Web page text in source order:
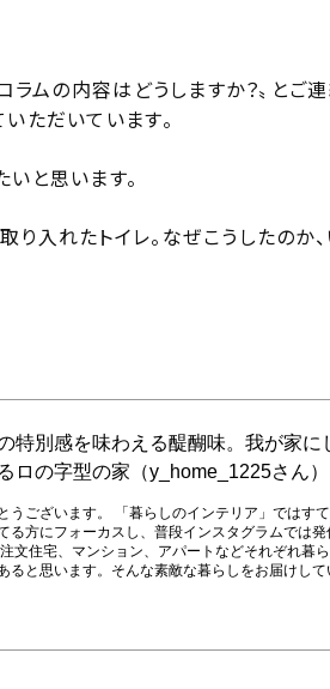
ムの内容はどうしますか？〟とご
ただいています。
と思います。
入れたトイレ。なぜこうしたのか